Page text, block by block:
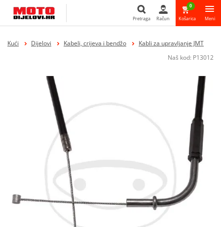
Pretraga
Pretraga Račun
0
Košarica Meni
Kući Dijelovi Kabeli, crijeva i bendžo
Kabli za upravljanje JMT
Naš kod: P13012